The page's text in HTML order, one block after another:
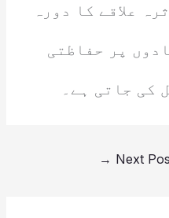
علاقے کا دورہ
پر حفاظتی
کی جاتی ہے۔
Next
→